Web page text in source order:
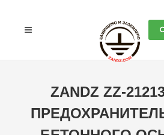
ZANDZ ZZ-